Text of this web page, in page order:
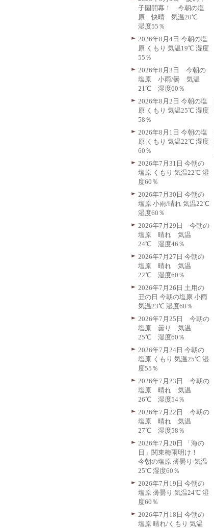
子園開幕！ 今朝の塩
原 快晴 気温20℃
湿度55％
2026年8月4日 今朝の塩
原 くもり 気温19℃ 湿度
55％
2026年8月3日 今朝の
塩原 小雨/曇 気温
21℃ 湿度60％
2026年8月2日 今朝の塩
原 くもり 気温25℃ 湿度
58％
2026年8月1日 今朝の塩
原 くもり 気温22℃ 湿度
60％
2026年7月31日 今朝の
塩原 くもり 気温22℃ 湿
度60％
2026年7月30日 今朝の
塩原 小雨/晴れ 気温22℃
湿度60％
2026年7月29日 今朝の
塩原 晴れ 気温
24℃ 湿度46％
2026年7月27日 今朝の
塩原 晴れ 気温
22℃ 湿度60％
2026年7月26日 土用の
丑の日 今朝の塩原 小雨
気温23℃ 湿度60％
2026年7月25日 今朝の
塩原 曇り 気温
25℃ 湿度60％
2026年7月24日 今朝の
塩原 くもり 気温25℃ 湿
度55％
2026年7月23日 今朝の
塩原 晴れ 気温
26℃ 湿度54％
2026年7月22日 今朝の
塩原 晴れ 気温
27℃ 湿度58％
2026年7月20日 「海の
日」関東梅雨明け！
今朝の塩原 薄曇り 気温
25℃ 湿度60％
2026年7月19日 今朝の
塩原 薄曇り 気温24℃ 湿
度60％
2026年7月18日 今朝の
塩原 晴れ/くもり 気温